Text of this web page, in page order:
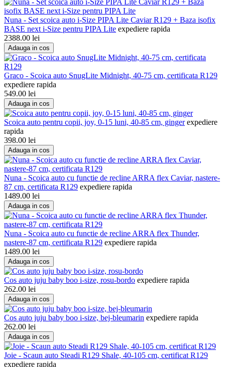
Nuna - Set scoica auto i-Size PIPA Lite Caviar R129 + Baza isofix
BASE next i-Size pentru PIPA Lite expediere rapida
2388.00 lei
Adauga in cos
Graco - Scoica auto SnugLite Midnight, 40-75 cm, certificata R129
expediere rapida
549.00 lei
Adauga in cos
Scoica auto pentru copii, joy, 0-15 luni, 40-85 cm, ginger expediere
rapida
398.00 lei
Adauga in cos
Nuna - Scoica auto cu functie de recline ARRA flex Caviar, nastere-
87 cm, certificata R129 expediere rapida
1489.00 lei
Adauga in cos
Nuna - Scoica auto cu functie de recline ARRA flex Thunder,
nastere-87 cm, certificata R129 expediere rapida
1489.00 lei
Adauga in cos
Cos auto juju baby boo i-size, rosu-bordo expediere rapida
262.00 lei
Adauga in cos
Cos auto juju baby boo i-size, bej-bleumarin expediere rapida
262.00 lei
Adauga in cos
Joie - Scaun auto Steadi R129 Shale, 40-105 cm, certificat R129
expediere rapida